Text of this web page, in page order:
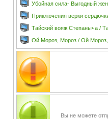
Убойная сила- Выгодный
Приключения верки
Тайский вояж Степаныча /
Oй Мороз, Мороз / Oй
Вы не можете